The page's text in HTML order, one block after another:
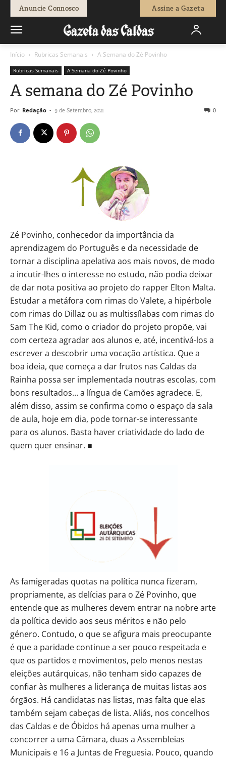
Anuncie Connosco Assine a Gazeta
Início Rubricas Semanais A Semana do Zé Povinho
Rubricas Semanais A Semana do Zé Povinho
A semana do Zé Povinho
Por Redação - 9 de Setembro, 2021 0
Zé Povinho, conhecedor da importância da
aprendizagem do Português e da necessidade de
tornar a disciplina apelativa aos mais novos, de modo
a incutir-lhes o interesse no estudo, não podia deixar
de dar nota positiva ao projeto do rapper Elton Malta.
Estudar a metáfora com rimas do Valete, a hipérbole
com rimas do Dillaz ou as multissílabas com rimas do
Sam The Kid, como o criador do projeto propõe, vai
com certeza agradar aos alunos e, até, incentivá-los a
escrever a descobrir uma vocação artística. Que a
boa ideia, que começa a dar frutos nas Caldas da
Rainha possa ser implementada noutras escolas, com
bons resultados… a língua de Camões agradece. E,
além disso, assim se confirma como o espaço da sala
de aula, hoje em dia, pode tornar-se interessante
para os alunos. Basta haver criatividade do lado de
quem quer ensinar. ■
As famigeradas quotas na política nunca fizeram,
propriamente, as delícias para o Zé Povinho, que
entende que as mulheres devem entrar na nobre arte
da política devido aos seus méritos e não pelo
género. Contudo, o que se afigura mais preocupante
é que a paridade continue a ser pouco respeitada e
que os partidos e movimentos, pelo menos nestas
eleições autárquicas, não tenham sido capazes de
confiar às mulheres a liderança de muitas listas aos
órgãos. Há candidatas nas listas, mas falta que elas
também sejam cabeças de lista. Aliás, nos concelhos
das Caldas e de Óbidos há apenas uma mulher a
concorrer a uma Câmara, duas a Assembleias
Municipais e 16 a Juntas de Freguesia. Pouco, quando